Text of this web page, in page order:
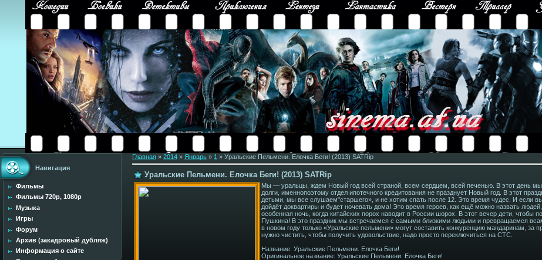
Навигация
Фильмы
Фильмы 720p, 1080p
Музыка
Игры
Форум
Архив (закадровый дубляж)
Информация о сайте
Главная » 2014 » Январь » 1 » Уральские Пельмени. Елочка Беги! (2013) SATRip
Уральские Пельмени. Елочка Беги! (2013) SATRip
Мы — уральцы, ждем Новый год всей страной, всем сердцем, всей печенью. В этот день
долги, именнопоэтому отдел ипотечного кредитования не празднует Новый год. В этот
детьми, мы все слушаем"старшего», и не хотим спать после 12. Это время чудес. И если
дойдёт доквартиры и будет ночевать дома! Это время героев, как ещё можно назвать
особенная ночь, когда китайских порох наводит в России шорох. В этот вечер дети, чтобы
Пушкина! В это праздник мы встречаемся с самыми близкими людьми и превращаемся
в новом году только «Уральские пельмени» могут составить конкуренцию мандаринам, за
нужно чистить, чтобы получить удовольствие, надо просто переключиться на СТС.
Название: Уральские Пельмени. Елочка Беги!
Оригинальное название: Уральские Пельмени. Елочка Беги!